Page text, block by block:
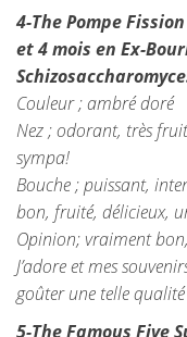
4-The Pompe
et 4 mois en Ex-
Couleur ; ambré doré
Nez ; odorant, très
sympa!
Bouche ; puissant,
bon, fruité, délicieux,
Opinion; vraiment
J’adore et mes
goûter une telle
5-The Famous Five